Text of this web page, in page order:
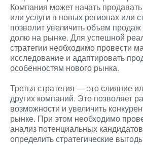
Компания может начать
или услуги в новых регионах или
позволит увеличить объем
долю на рынке. Для успешной
стратегии необходимо провести
исследование и адаптировать
особенностям нового рынка.
Третья стратегия — это слияние
других компаний. Это позволяет
возможности и увеличить
рынке. При этом необходимо
анализ потенциальных
определить стратегические